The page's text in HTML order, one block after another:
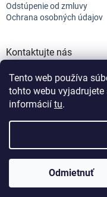
Tento web používa
tohto webu
informácií tu.
Odmietnuť
Odstúpenie od zmluvy
Ochrana osobných údajov
Kontaktujte nás
+421 944 682 154
info@efix.top
.
cookiesNastavenie